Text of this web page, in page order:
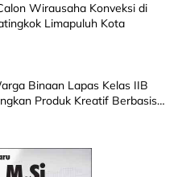
Wirausaha Konveksi di
Limapuluh Kota
Binaan Lapas Kelas IIB
Produk Kreatif Berbasis